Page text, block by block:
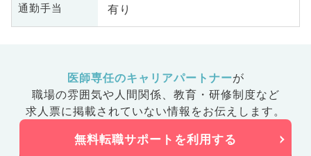
通勤手当 有り
医師専任のキャリアパートナーが
職場の雰囲気や人間関係、 教育・研修制度など
求人票に掲載されていない情報をお伝えします。
無料転職サポートを利用する